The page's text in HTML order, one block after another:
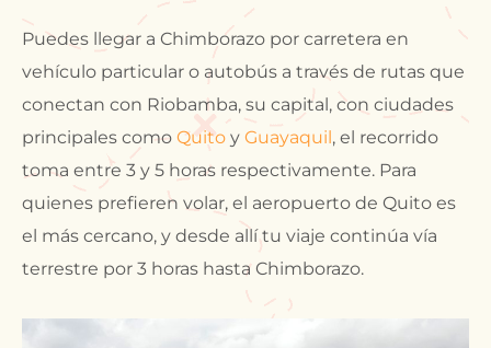
Puedes llegar a Chimborazo por carretera en
vehículo particular o autobús a través de rutas que
conectan con Riobamba, su capital, con ciudades
principales como Quito y Guayaquil, el recorrido
toma entre 3 y 5 horas respectivamente. Para
quienes prefieren volar, el aeropuerto de Quito es
el más cercano, y desde allí tu viaje continúa vía
terrestre por 3 horas hasta Chimborazo.